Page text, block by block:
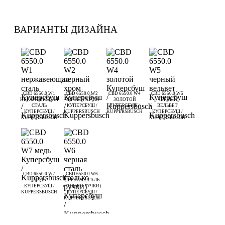
ВАРИАНТЫ ДИЗАЙНА
CBD 6550.0 W1
НЕРЖАВЕЮЩАЯ
СТАЛЬ
КУПЕРСБУШ /
KUPPERSBUSCH
CBD 6550.0 W2
ЧЕРНЫЙ ХРОМ
КУПЕРСБУШ /
KUPPERSBUSCH
CBD 6550.0 W4
ЗОЛОТОЙ
КУПЕРСБУШ /
KUPPERSBUSCH
CBD 6550.0 W5
ЧЕРНЫЙ
ВЕЛЬВЕТ
КУПЕРСБУШ /
KUPPERSBUSCH
CBD 6550.0 W7
МЕДЬ
КУПЕРСБУШ /
KUPPERSBUSCH
CBD 6550.0 W6
ЧЕРНАЯ СТАЛЬ
(ТОЛЬКО РУЧКИ)
КУПЕРСБУШ /
KUPPERSBUSCH